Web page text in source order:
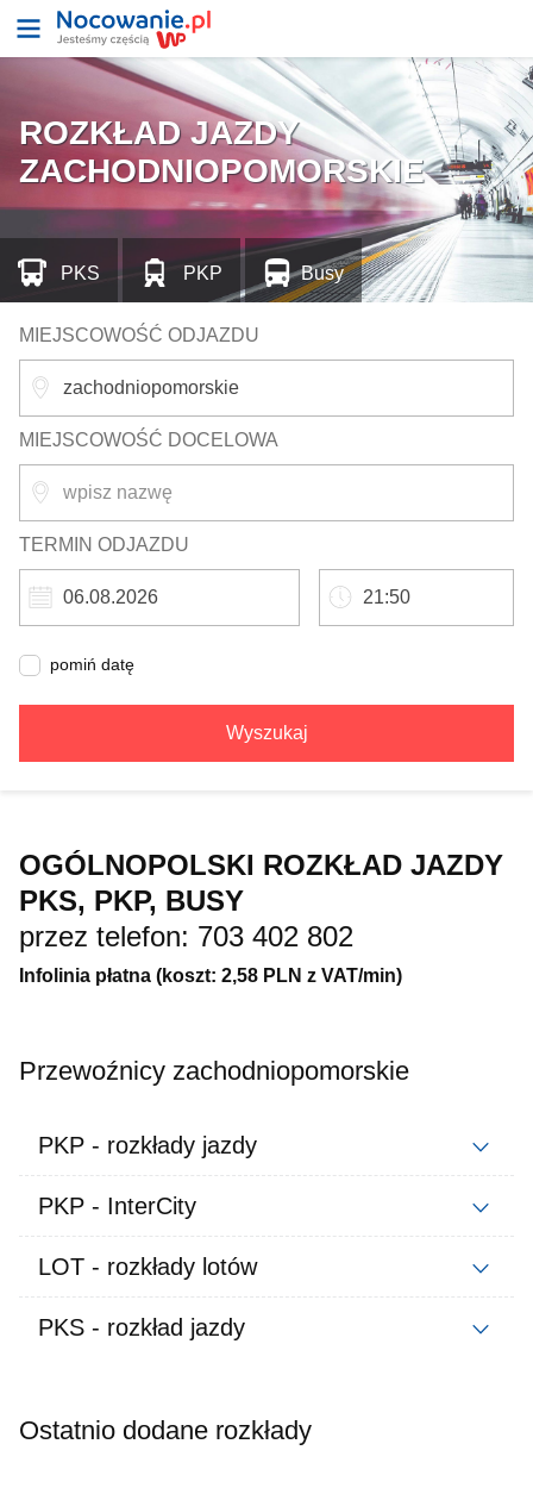
ROZKŁAD JAZDY
ZACHODNIOPOMORSKIE
MIEJSCOWOŚĆ ODJAZDU
MIEJSCOWOŚĆ DOCELOWA
TERMIN ODJAZDU
pomiń datę
Wyszukaj
PKS PKP Busy
OGÓLNOPOLSKI ROZKŁAD JAZDY
PKS, PKP, BUSY
przez telefon: 703 402 802
Infolinia płatna (koszt: 2,58 PLN z VAT/min)
Przewoźnicy zachodniopomorskie
PKP - rozkłady jazdy
PKP - InterCity
LOT - rozkłady lotów
PKS - rozkład jazdy
Ostatnio dodane rozkłady